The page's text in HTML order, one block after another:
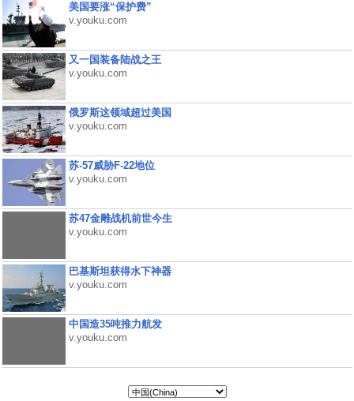
美国要涨“保护费”
v.youku.com
又一国装备陆战之王
v.youku.com
俄罗斯这领域超过美国
v.youku.com
苏-57威胁F-22地位
v.youku.com
苏47金雕战机前世今生
v.youku.com
巴基斯坦获得水下神器
v.youku.com
中国造35吨推力航发
v.youku.com